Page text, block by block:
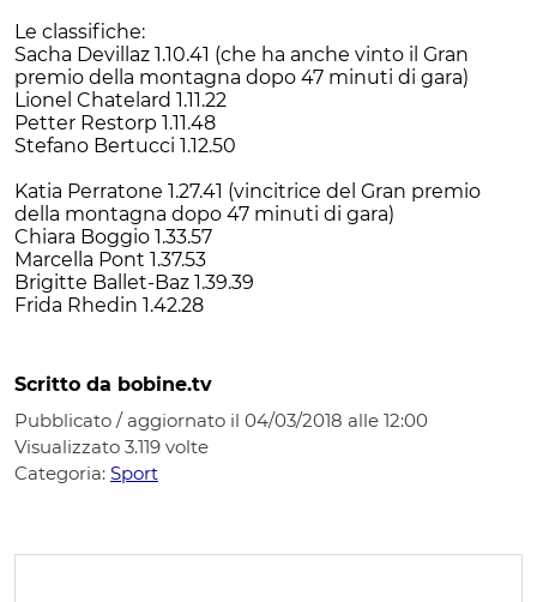
Le classifiche:
Sacha Devillaz 1.10.41 (che ha anche vinto il Gran
premio della montagna dopo 47 minuti di gara)
Lionel Chatelard 1.11.22
Petter Restorp 1.11.48
Stefano Bertucci 1.12.50
Katia Perratone 1.27.41 (vincitrice del Gran premio
della montagna dopo 47 minuti di gara)
Chiara Boggio 1.33.57
Marcella Pont 1.37.53
Brigitte Ballet-Baz 1.39.39
Frida Rhedin 1.42.28
Scritto da bobine.tv
Pubblicato / aggiornato il 04/03/2018 alle 12:00
Visualizzato 3.119 volte
Categoria: Sport